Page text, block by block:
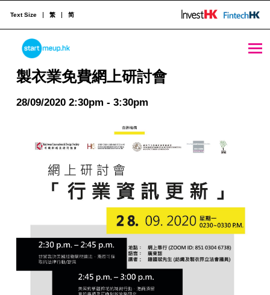
製衣業免費網上研討會 - StartmeupHK
STARTMEUPHK
STARTMEUPHK FESTIVAL IS THE LEADING STARTUP AND INNOVATION CONFERENCE EVENT IN HONG KONG
Text Size 繁 简
製衣業免費網上研討會
28/09/2020 2:30pm - 3:30pm